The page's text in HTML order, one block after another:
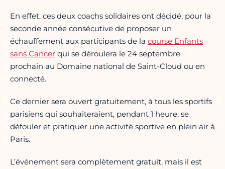
En effet, ces deux coachs solidaires ont décidé, pour la
seconde année consécutive de proposer un
échauffement aux participants de la course Enfants
sans Cancer qui se déroulera le 24 septembre
prochain au Domaine national de Saint-Cloud ou en
connecté.
Ce dernier sera ouvert gratuitement, à tous les sportifs
parisiens qui souhaiteraient, pendant 1 heure, se
défouler et pratiquer une activité sportive en plein air à
Paris.
L’événement sera complètement gratuit, mais il est